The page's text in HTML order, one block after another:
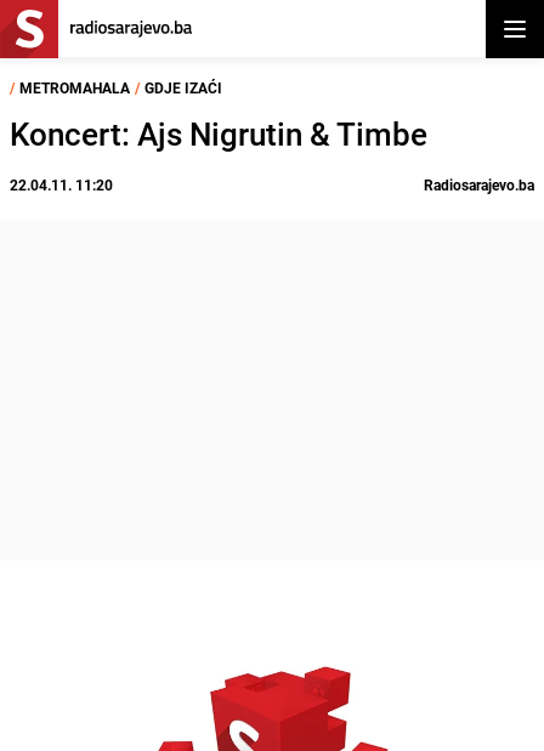
/ METROMAHALA / GDJE IZAĆI
Koncert: Ajs Nigrutin & Timbe
22.04.11. 11:20 Radiosarajevo.ba